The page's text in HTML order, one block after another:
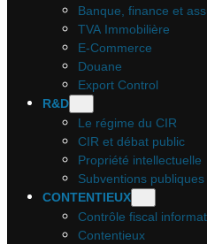
Banque, finance et
TVA Immobilière
E-Commerce
Douane
Export Control
R&D
Le régime du CIR
CIR et débat public
Propriété intellectuelle
Subventions publiques
CONTENTIEUX
Contrôle fiscal
Contentieux